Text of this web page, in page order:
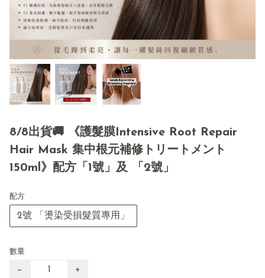
8/8出貨🚚 《護髮膜Intensive Root Repair
Hair Mask 集中根元補修トリートメント
150ml》配方「1號」及 「2號」
配方
2號 「燙染受損髮質專用」
數量
− +